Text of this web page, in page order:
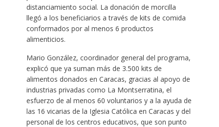
distanciamiento social. La donación de morcilla
llegó a los beneficiarios a través de kits de comida
conformados por al menos 6 productos
alimenticios.
Mario González, coordinador general del programa,
explicó que ya suman más de 3.500 kits de
alimentos donados en Caracas, gracias al apoyo de
industrias privadas como La Montserratina, el
esfuerzo de al menos 60 voluntarios y a la ayuda de
las 16 vicarias de la Iglesia Católica en Caracas y del
personal de los centros educativos, que son punto